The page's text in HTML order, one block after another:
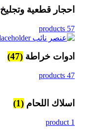
احجار قطعية وتجليخ
57 products
ادوات خراطة (47)
47 products
اسلاك اللحام (1)
1 product